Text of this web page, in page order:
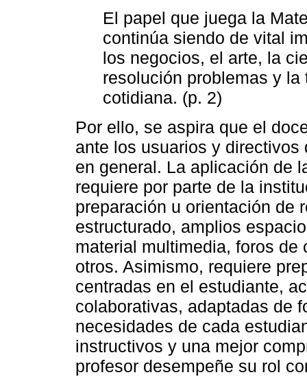
El papel que juega la
continúa siendo de vital
los negocios, el arte, la
resolución problemas y
cotidiana. (p. 2)
Por ello, se aspira que el
ante los usuarios y
en general. La aplicación de
requiere por parte de la
preparación u orientación de
estructurado, amplios
material multimedia, foros
otros. Asimismo, requiere
centradas en el estudiante,
colaborativas, adaptadas de
necesidades de cada
instructivos y una mejor
profesor desempeñe su rol